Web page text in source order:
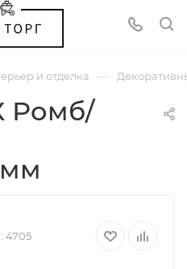
и отделка —
Ромб/
мм
4705